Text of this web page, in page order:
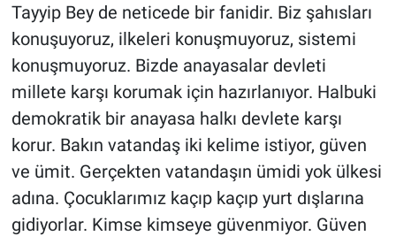
Tayyip Bey de neticede bir fanidir. Biz şahısları
konuşuyoruz, ilkeleri konuşmuyoruz, sistemi
konuşmuyoruz. Bizde anayasalar devleti
millete karşı korumak için hazırlanıyor. Halbuki
demokratik bir anayasa halkı devlete karşı
korur. Bakın vatandaş iki kelime istiyor, güven
ve ümit. Gerçekten vatandaşın ümidi yok ülkesi
adına. Çocuklarımız kaçıp kaçıp yurt dışlarına
gidiyorlar. Kimse kimseye güvenmiyor. Güven